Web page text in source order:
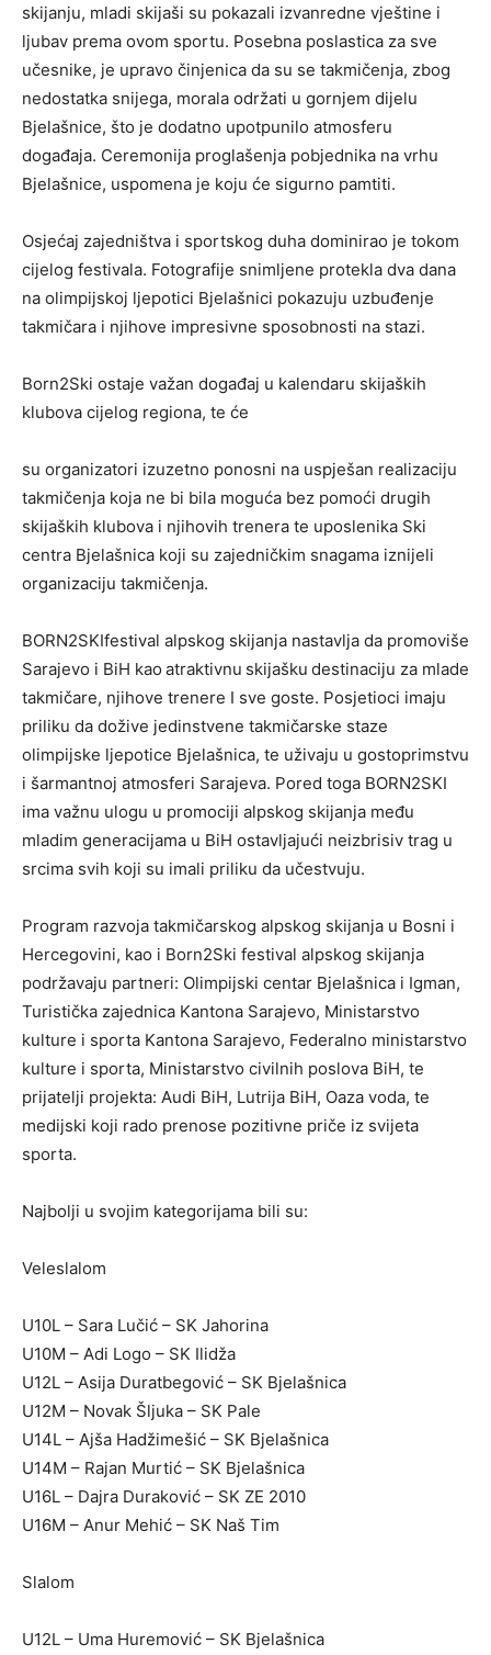
skijanju, mladi skijaši su pokazali izvanredne vještine i
ljubav prema ovom sportu. Posebna poslastica za sve
učesnike, je upravo činjenica da su se takmičenja, zbog
nedostatka snijega, morala održati u gornjem dijelu
Bjelašnice, što je dodatno upotpunilo atmosferu
događaja. Ceremonija proglašenja pobjednika na vrhu
Bjelašnice, uspomena je koju će sigurno pamtiti.
Osjećaj zajedništva i sportskog duha dominirao je tokom
cijelog festivala. Fotografije snimljene protekla dva dana
na olimpijskoj ljepotici Bjelašnici pokazuju uzbuđenje
takmičara i njihove impresivne sposobnosti na stazi.
Born2Ski ostaje važan događaj u kalendaru skijaških
klubova cijelog regiona, te će
su organizatori izuzetno ponosni na uspješan realizaciju
takmičenja koja ne bi bila moguća bez pomoći drugih
skijaških klubova i njihovih trenera te uposlenika Ski
centra Bjelašnica koji su zajedničkim snagama iznijeli
organizaciju takmičenja.
BORN2SKIfestival alpskog skijanja nastavlja da promoviše
Sarajevo i BiH kao atraktivnu skijašku destinaciju za mlade
takmičare, njihove trenere I sve goste. Posjetioci imaju
priliku da dožive jedinstvene takmičarske staze
olimpijske ljepotice Bjelašnica, te uživaju u gostoprimstvu
i šarmantnoj atmosferi Sarajeva. Pored toga BORN2SKI
ima važnu ulogu u promociji alpskog skijanja među
mladim generacijama u BiH ostavljajući neizbrisiv trag u
srcima svih koji su imali priliku da učestvuju.
Program razvoja takmičarskog alpskog skijanja u Bosni i
Hercegovini, kao i Born2Ski festival alpskog skijanja
podržavaju partneri: Olimpijski centar Bjelašnica i Igman,
Turistička zajednica Kantona Sarajevo, Ministarstvo
kulture i sporta Kantona Sarajevo, Federalno ministarstvo
kulture i sporta, Ministarstvo civilnih poslova BiH, te
prijatelji projekta: Audi BiH, Lutrija BiH, Oaza voda, te
medijski koji rado prenose pozitivne priče iz svijeta
sporta.
Najbolji u svojim kategorijama bili su:
Veleslalom
U10L – Sara Lučić – SK Jahorina
U10M – Adi Logo – SK Ilidža
U12L – Asija Duratbegović – SK Bjelašnica
U12M – Novak Šljuka – SK Pale
U14L – Ajša Hadžimešić – SK Bjelašnica
U14M – Rajan Murtić – SK Bjelašnica
U16L – Dajra Duraković – SK ZE 2010
U16M – Anur Mehić – SK Naš Tim
Slalom
U12L – Uma Huremović – SK Bjelašnica